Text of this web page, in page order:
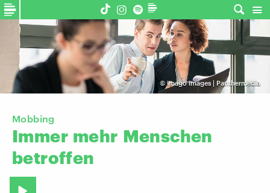
©imago images | Panthermedia
Mobbing
Immer mehr Menschen
betroffen